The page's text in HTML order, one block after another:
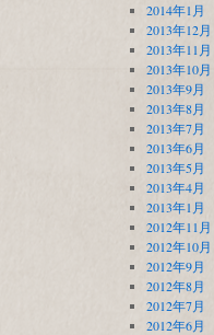
2014年1月
2013年12月
2013年11月
2013年10月
2013年9月
2013年8月
2013年7月
2013年6月
2013年5月
2013年4月
2013年1月
2012年11月
2012年10月
2012年9月
2012年8月
2012年7月
2012年6月